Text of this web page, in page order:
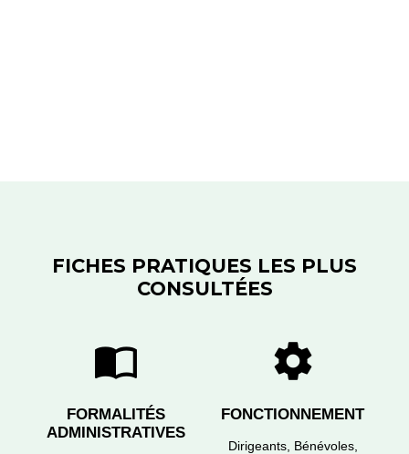
FICHES PRATIQUES LES PLUS
CONSULTÉES
import_contacts
FORMALITÉS
ADMINISTRATIVES
settings
FONCTIONNEMENT
Dirigeants, Bénévoles,